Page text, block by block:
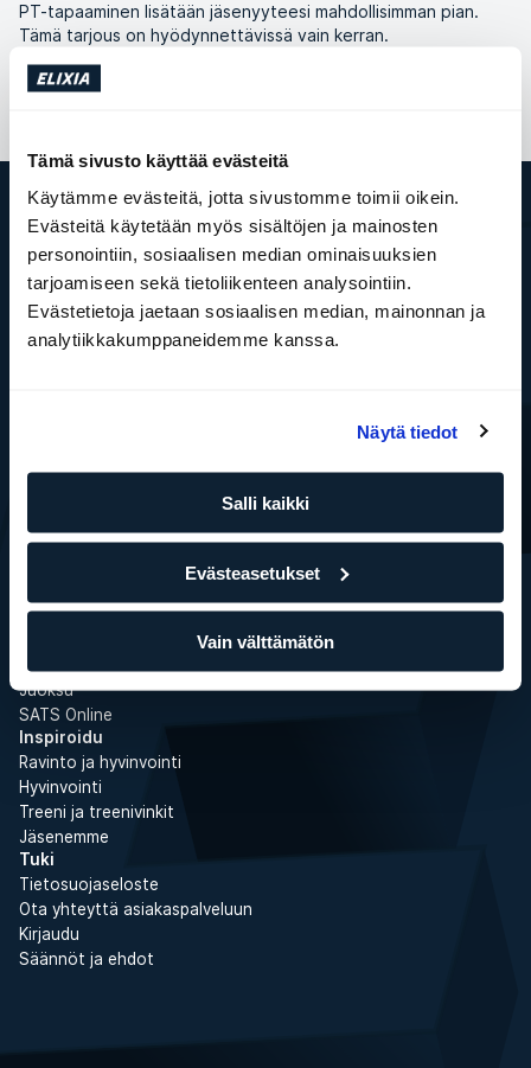
Tämä sivusto käyttää evästeitä
Käytämme evästeitä, jotta sivustomme toimii oikein.
Evästeitä käytetään myös sisältöjen ja mainosten
personointiin, sosiaalisen median ominaisuuksien
tarjoamiseen sekä tietoliikenteen analysointiin.
Evästetietoja jaetaan sosiaalisen median, mainonnan ja
analytiikkakumppaneidemme kanssa.
Näytä tiedot
Salli kaikki
Evästeasetukset
Vain välttämätön
PT-tapaaminen lisätään jäsenyyteesi mahdollisimman pian.
Tämä tarjous on hyödynnettävissä vain kerran.
Tämä on SATS Group
ELIXIA YRITYSPALVELUT
Töihin ELIXIAlle
Media
Etsimme liiketiloja
Ryhmäliikuntatunnit
Liikepankki
Kuntosaliohjelmat
Juoksu
SATS Online
Inspiroidu
Ravinto ja hyvinvointi
Hyvinvointi
Treeni ja treenivinkit
Jäsenemme
Tuki
Tietosuojaseloste
Ota yhteyttä asiakaspalveluun
Kirjaudu
Säännöt ja ehdot